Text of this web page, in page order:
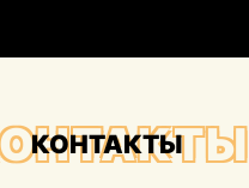
КОНТАКТЫ